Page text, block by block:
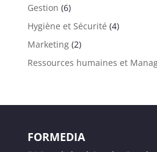
Gestion (6)
Hygiène et Sécurité (4)
Marketing(2)
Ressources humaines et
FORMEDIA